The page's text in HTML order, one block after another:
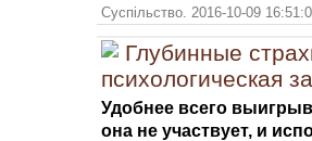
Суспільство. 2016-10-09
Глубинные
психологическая
Удобнее всего
она не участвует, и